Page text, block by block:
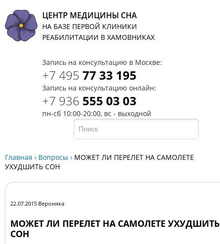
ЦЕНТР МЕДИЦИНЫ СНА
НА БАЗЕ ПЕРВОЙ КЛИНИКИ
РЕАБИЛИТАЦИИ В ХАМОВНИКАХ
Запись на консультацию в Москве:
+7 495 77 33 195
Запись на консультацию онлайн:
+7 936 555 03 03
пн-сб 10:00-20:00, вс - выходной
Главная › Вопросы › МОЖЕТ ЛИ ПЕРЕЛЕТ НА САМОЛЕТЕ
УХУДШИТЬ СОН
22.07.2015 Вероника
МОЖЕТ ЛИ ПЕРЕЛЕТ НА САМОЛЕТЕ УХУДШИТЬ
СОН